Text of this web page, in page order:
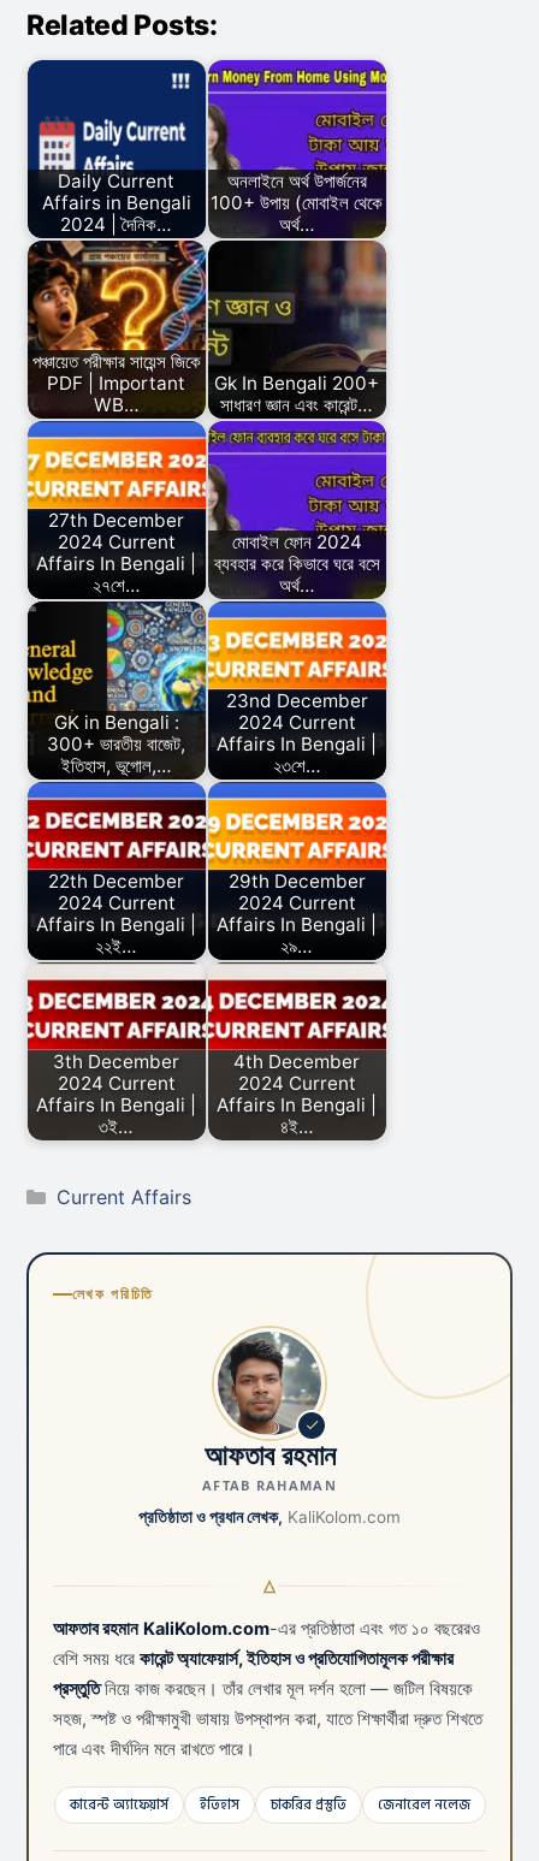
Related Posts:
Daily Current
Affairs in Bengali
2024 | দৈনিক…
অনলাইনে অর্থ উপার্জনের
100+ উপায় (মোবাইল থেকে
অর্থ…
পঞ্চায়েত পরীক্ষার সায়েন্স জিকে
PDF | Important
WB…
Gk In Bengali 200+
সাধারণ জ্ঞান এবং কারেন্ট…
27th December
2024 Current
Affairs In Bengali |
২৭শে…
মোবাইল ফোন 2024
ব্যবহার করে কিভাবে ঘরে বসে
অর্থ…
GK in Bengali :
300+ ভারতীয় বাজেট,
ইতিহাস, ভূগোল,…
23nd December
2024 Current
Affairs In Bengali |
২৩শে…
22th December
2024 Current
Affairs In Bengali |
২২ই…
29th December
2024 Current
Affairs In Bengali |
২৯…
3th December
2024 Current
Affairs In Bengali |
৩ই…
4th December
2024 Current
Affairs In Bengali |
৪ই…
Categories
Current Affairs
লেখক পরিচিতি
আফতাব রহমান
AFTAB RAHAMAN
প্রতিষ্ঠাতা ও প্রধান লেখক, KaliKolom.com
আফতাব রহমান KaliKolom.com-এর প্রতিষ্ঠাতা এবং গত ১০ বছরেরও
বেশি সময় ধরে কারেন্ট অ্যাফেয়ার্স, ইতিহাস ও প্রতিযোগিতামূলক পরীক্ষার
প্রস্তুতিনিয়ে কাজ করছেন। তাঁর লেখার মূল দর্শন হলো — জটিল বিষয়কে
সহজ, স্পষ্ট ও পরীক্ষামুখী ভাষায় উপস্থাপন করা, যাতে শিক্ষার্থীরা দ্রুত শিখতে
পারে এবং দীর্ঘদিন মনে রাখতে পারে।
কারেন্ট অ্যাফেয়ার্স ইতিহাস চাকরির প্রস্তুতি জেনারেল নলেজ